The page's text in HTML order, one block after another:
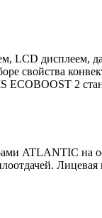
LCD дисплеем,
свойства
ECOBOOST 2
ATLANTIC на
Лицевая